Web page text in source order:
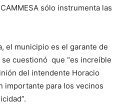
sólo instrumenta las
el municipio es el garante de
se cuestionó que “es increíble
del intendente Horacio
importante para los vecinos